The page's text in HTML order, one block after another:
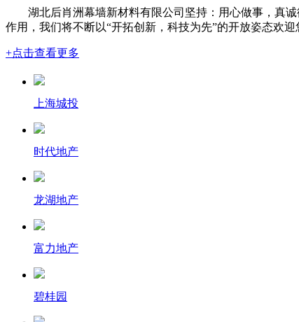
湖北后肖洲幕墙新材料有限公司坚持：用心做事，真
作用，我们将不断以“开拓创新，科技为先”的开放姿态欢迎
+点击查看更多
上海城投
时代地产
龙湖地产
富力地产
碧桂园